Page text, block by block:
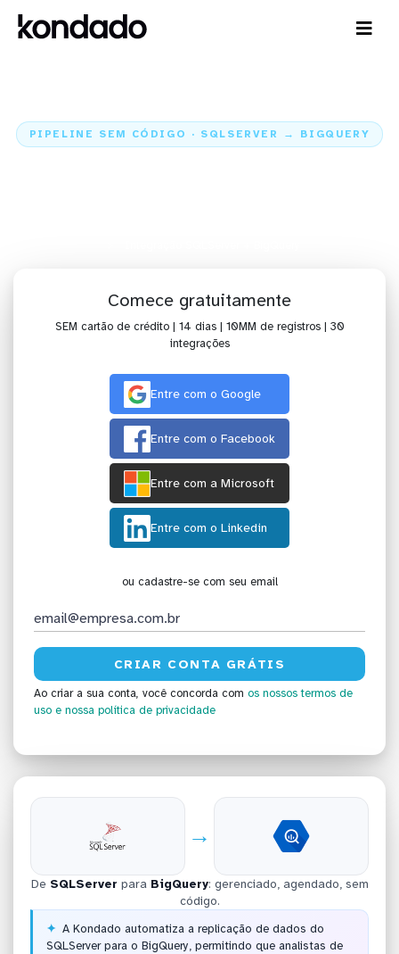
PIPELINE SEM CÓDIGO · SQLSERVER → BIGQUERY
Comece gratuitamente
SEM cartão de crédito | 14 dias | 10MM de registros | 30
integrações
Entre com o Google
Entre com o Facebook
Entre com a Microsoft
Entre com o Linkedin
ou cadastre-se com seu email
Ao criar a sua conta, você concorda com os nossos termos de
uso e nossa política de privacidade
→
De SQLServer para BigQuery: gerenciado, agendado, sem
código.
A Kondado automatiza a replicação de dados do
SQLServer para o BigQuery, permitindo que analistas de